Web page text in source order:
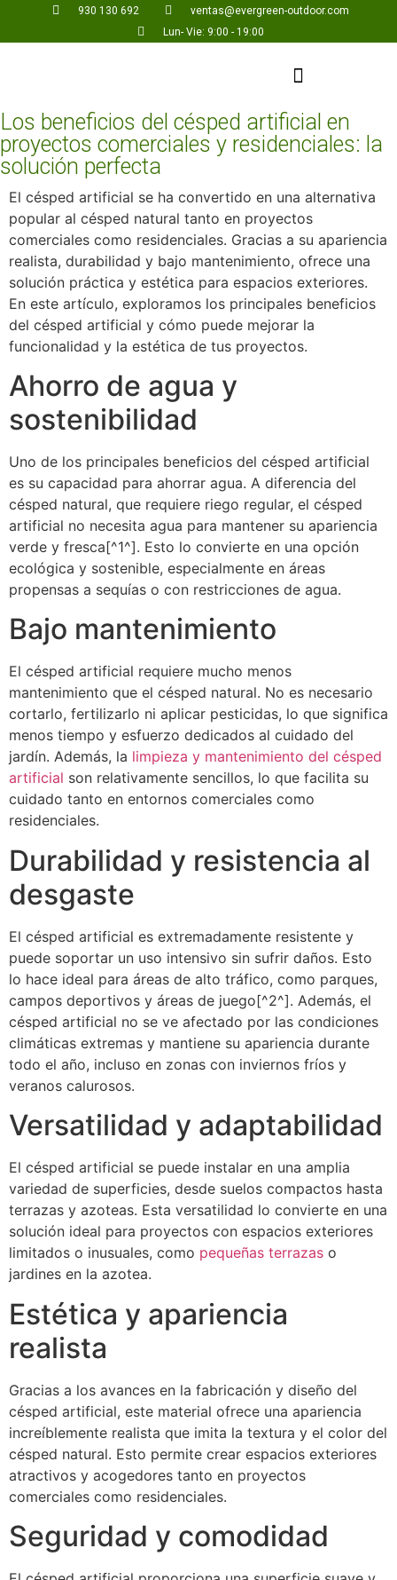
930 130 692
ventas@evergreen-outdoor.com
Lun- Vie: 9:00 - 19:00
Los beneficios del césped artificial en
proyectos comerciales y residenciales: la
solución perfecta
El césped artificial se ha convertido en una alternativa
popular al césped natural tanto en proyectos
comerciales como residenciales. Gracias a su apariencia
realista, durabilidad y bajo mantenimiento, ofrece una
solución práctica y estética para espacios exteriores.
En este artículo, exploramos los principales beneficios
del césped artificial y cómo puede mejorar la
funcionalidad y la estética de tus proyectos.
Ahorro de agua y
sostenibilidad
Uno de los principales beneficios del césped artificial
es su capacidad para ahorrar agua. A diferencia del
césped natural, que requiere riego regular, el césped
artificial no necesita agua para mantener su apariencia
verde y fresca[^1^]. Esto lo convierte en una opción
ecológica y sostenible, especialmente en áreas
propensas a sequías o con restricciones de agua.
Bajo mantenimiento
El césped artificial requiere mucho menos
mantenimiento que el césped natural. No es necesario
cortarlo, fertilizarlo ni aplicar pesticidas, lo que significa
menos tiempo y esfuerzo dedicados al cuidado del
jardín. Además, la limpieza y mantenimiento del césped
artificial son relativamente sencillos, lo que facilita su
cuidado tanto en entornos comerciales como
residenciales.
Durabilidad y resistencia al
desgaste
El césped artificial es extremadamente resistente y
puede soportar un uso intensivo sin sufrir daños. Esto
lo hace ideal para áreas de alto tráfico, como parques,
campos deportivos y áreas de juego[^2^]. Además, el
césped artificial no se ve afectado por las condiciones
climáticas extremas y mantiene su apariencia durante
todo el año, incluso en zonas con inviernos fríos y
veranos calurosos.
Versatilidad y adaptabilidad
El césped artificial se puede instalar en una amplia
variedad de superficies, desde suelos compactos hasta
terrazas y azoteas. Esta versatilidad lo convierte en una
solución ideal para proyectos con espacios exteriores
limitados o inusuales, como pequeñas terrazas o
jardines en la azotea.
Estética y apariencia
realista
Gracias a los avances en la fabricación y diseño del
césped artificial, este material ofrece una apariencia
increíblemente realista que imita la textura y el color del
césped natural. Esto permite crear espacios exteriores
atractivos y acogedores tanto en proyectos
comerciales como residenciales.
Seguridad y comodidad